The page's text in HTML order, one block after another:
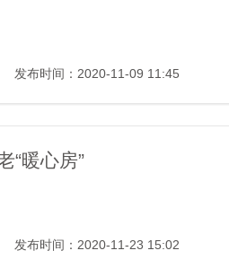
发布时间：2020-11-09 11:45
“暖心房”
发布时间：2020-11-23 15:02